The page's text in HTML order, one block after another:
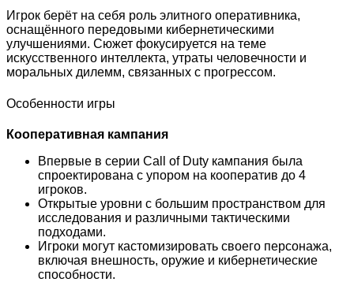
Игрок берёт на себя роль элитного оперативника,
оснащённого передовыми кибернетическими
улучшениями. Сюжет фокусируется на теме
искусственного интеллекта, утраты человечности и
моральных дилемм, связанных с прогрессом.
Особенности игры
Кооперативная кампания
Впервые в серии Call of Duty кампания была
спроектирована с упором на кооператив до 4
игроков.
Открытые уровни с большим пространством для
исследования и различными тактическими
подходами.
Игроки могут кастомизировать своего персонажа,
включая внешность, оружие и кибернетические
способности.